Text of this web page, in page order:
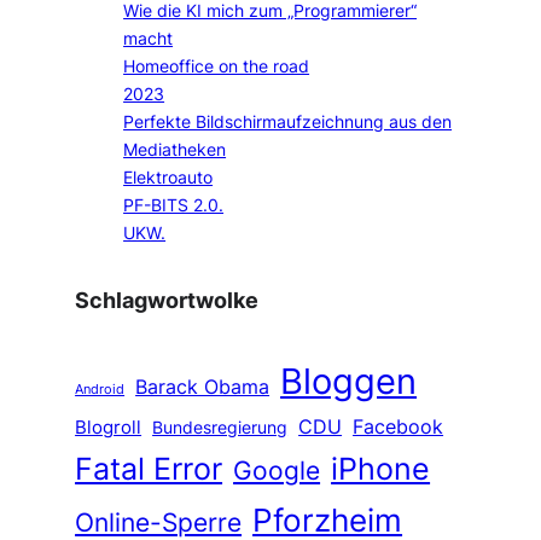
Wie die KI mich zum „Programmierer“
macht
Homeoffice on the road
2023
Perfekte Bildschirmaufzeichnung aus den
Mediatheken
Elektroauto
PF-BITS 2.0.
UKW.
Schlagwortwolke
Android Barack Obama Bloggen
Blogroll Bundesregierung CDU Facebook
Fatal Error Google iPhone
Online-Sperre Pforzheim